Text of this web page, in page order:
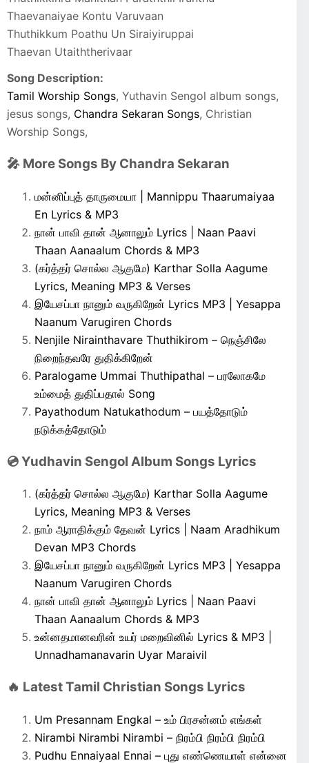
Thaevanaiyae Kontu Varuvaan
Thuthikkum Poathu Un Siraiyiruppai
Thaevan Utaiththerivaar
Song Description:
Tamil Worship Songs, Yuthavin Sengol album songs,
jesus songs, Chandra Sekaran Songs, Christian
Worship Songs,
🎤 More Songs By Chandra Sekaran
மன்னிப்புத் தாருமையா | Mannippu Thaarumaiyaa
En Lyrics & MP3
நான் பாவி தான் ஆனாலும் Lyrics | Naan Paavi
Thaan Aanaalum Chords & MP3
(கர்த்தர் சொல்ல ஆகுமே) Karthar Solla Aagume
Lyrics, Meaning MP3 & Verses
இயேசப்பா நானும் வருகிறேன் Lyrics MP3 | Yesappa
Naanum Varugiren Chords
Nenjile Nirainthavare Thuthikirom – நெஞ்சிலே
நிறைந்தவரே துதிக்கிறேன்
Paralogame Ummai Thuthipathal – பரலோகமே
உம்மைத் துதிப்பதால் Song
Payathodum Natukathodum – பயத்தோடும்
நடுக்கத்தோடும்
💿 Yudhavin Sengol Album Songs Lyrics
(கர்த்தர் சொல்ல ஆகுமே) Karthar Solla Aagume
Lyrics, Meaning MP3 & Verses
நாம் ஆராதிக்கும் தேவன் Lyrics | Naam Aradhikum
Devan MP3 Chords
இயேசப்பா நானும் வருகிறேன் Lyrics MP3 | Yesappa
Naanum Varugiren Chords
நான் பாவி தான் ஆனாலும் Lyrics | Naan Paavi
Thaan Aanaalum Chords & MP3
உன்னதமானவரின் உயர் மறைவினில் Lyrics & MP3 |
Unnadhamanavarin Uyar Maraivil
🔥 Latest Tamil Christian Songs Lyrics
Um Presannam Engkal – உம் பிரசன்னம் எங்கள்
Nirambi Nirambi Nirambi – நிரம்பி நிரம்பி நிரம்பி
Pudhu Ennaiyaal Ennai – புது எண்ணெயாள் என்னை